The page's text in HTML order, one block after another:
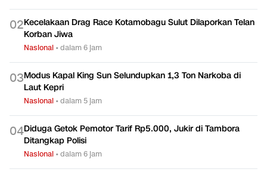
02Kecelakaan Drag Race Kotamobagu Sulut Dilaporkan Telan
Korban Jiwa
Nasional •dalam 6 jam
03Modus Kapal King Sun Selundupkan 1,3 Ton Narkoba di
Laut Kepri
Nasional •dalam 5 jam
04Diduga Getok Pemotor Tarif Rp5.000, Jukir di Tambora
Ditangkap Polisi
Nasional •dalam 6 jam